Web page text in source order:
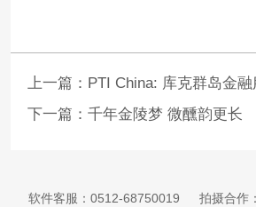
上一篇： PTI China: 库克群岛金
下一篇：千年金陵梦 微醺韵更长
软件客服： 0512-68750019 拍摄合作：